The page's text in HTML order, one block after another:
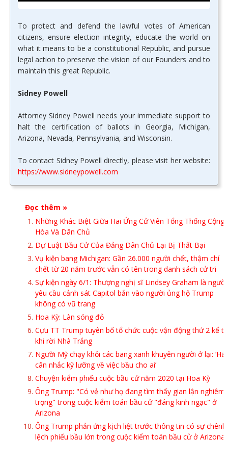
To protect and defend the lawful votes of American
citizens, ensure election integrity, educate the world on
what it means to be a constitutional Republic, and pursue
legal action to preserve the vision of our Founders and to
maintain this great Republic.
Sidney Powell
Attorney Sidney Powell needs your immediate support to
halt the certification of ballots in Georgia, Michigan,
Arizona, Nevada, Pennsylvania, and Wisconsin.
To contact Sidney Powell directly, please visit her website:
https://www.sidneypowell.com
Đọc thêm »
Những Khác Biệt Giữa Hai Ứng Cử Viên Tổng Thống Cộng
Hòa Và Dân Chủ
Dự Luật Bầu Cử Của Đảng Dân Chủ Lại Bị Thất Bại
Vụ kiện bang Michigan: Gần 26.000 người chết, thậm chí
chết từ 20 năm trước vẫn có tên trong danh sách cử tri
Sự kiện ngày 6/1: Thượng nghị sĩ Lindsey Graham là người
yêu cầu cảnh sát Capitol bắn vào người ủng hộ Trump
không có vũ trang
Hoa Kỳ: Làn sóng đỏ
Cựu TT Trump tuyên bố tổ chức cuộc vận động thứ 2 kể từ
khi rời Nhà Trắng
Người Mỹ chạy khỏi các bang xanh khuyên người ở lại:
cân nhắc kỹ lưỡng về việc bầu cho ai’
Chuyện kiểm phiếu cuộc bầu cử năm 2020 tại Hoa Kỳ
Ông Trump: "Có vẻ như họ đang tìm thấy gian lận nghiêm
trọng" trong cuộc kiểm toán bầu cử "đáng kinh ngạc" ở
Arizona
Ông Trump phản ứng kịch liệt trước thông tin có sự chênh
lệch phiếu bầu lớn trong cuộc kiểm toán bầu cử ở Arizona